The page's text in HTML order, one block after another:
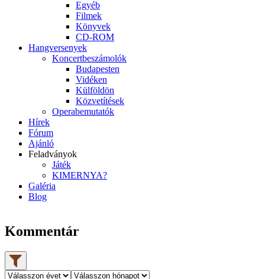
Egyéb
Filmek
Könyvek
CD-ROM
Hangversenyek
Koncertbeszámolók
Budapesten
Vidéken
Külföldön
Közvetítések
Operabemutatók
Hírek
Fórum
Ajánló
Feladványok
Játék
KIMERNYA?
Galéria
Blog
Kommentár
